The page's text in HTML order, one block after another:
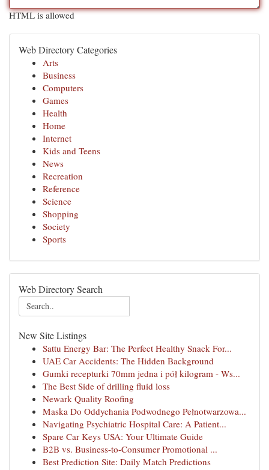
HTML is allowed
Web Directory Categories
Arts
Business
Computers
Games
Health
Home
Internet
Kids and Teens
News
Recreation
Reference
Science
Shopping
Society
Sports
Web Directory Search
New Site Listings
Sattu Energy Bar: The Perfect Healthy Snack For...
UAE Car Accidents: The Hidden Background
Gumki recepturki 70mm jedna i pół kilogram - Ws...
The Best Side of drilling fluid loss
Newark Quality Roofing
Maska Do Oddychania Podwodnego Pełnotwarzowa...
Navigating Psychiatric Hospital Care: A Patient...
Spare Car Keys USA: Your Ultimate Guide
B2B vs. Business-to-Consumer Promotional ...
Best Prediction Site: Daily Match Predictions